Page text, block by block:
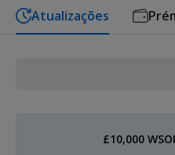
Atualizações
£10,000